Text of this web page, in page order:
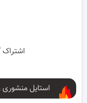
استایل منشوری